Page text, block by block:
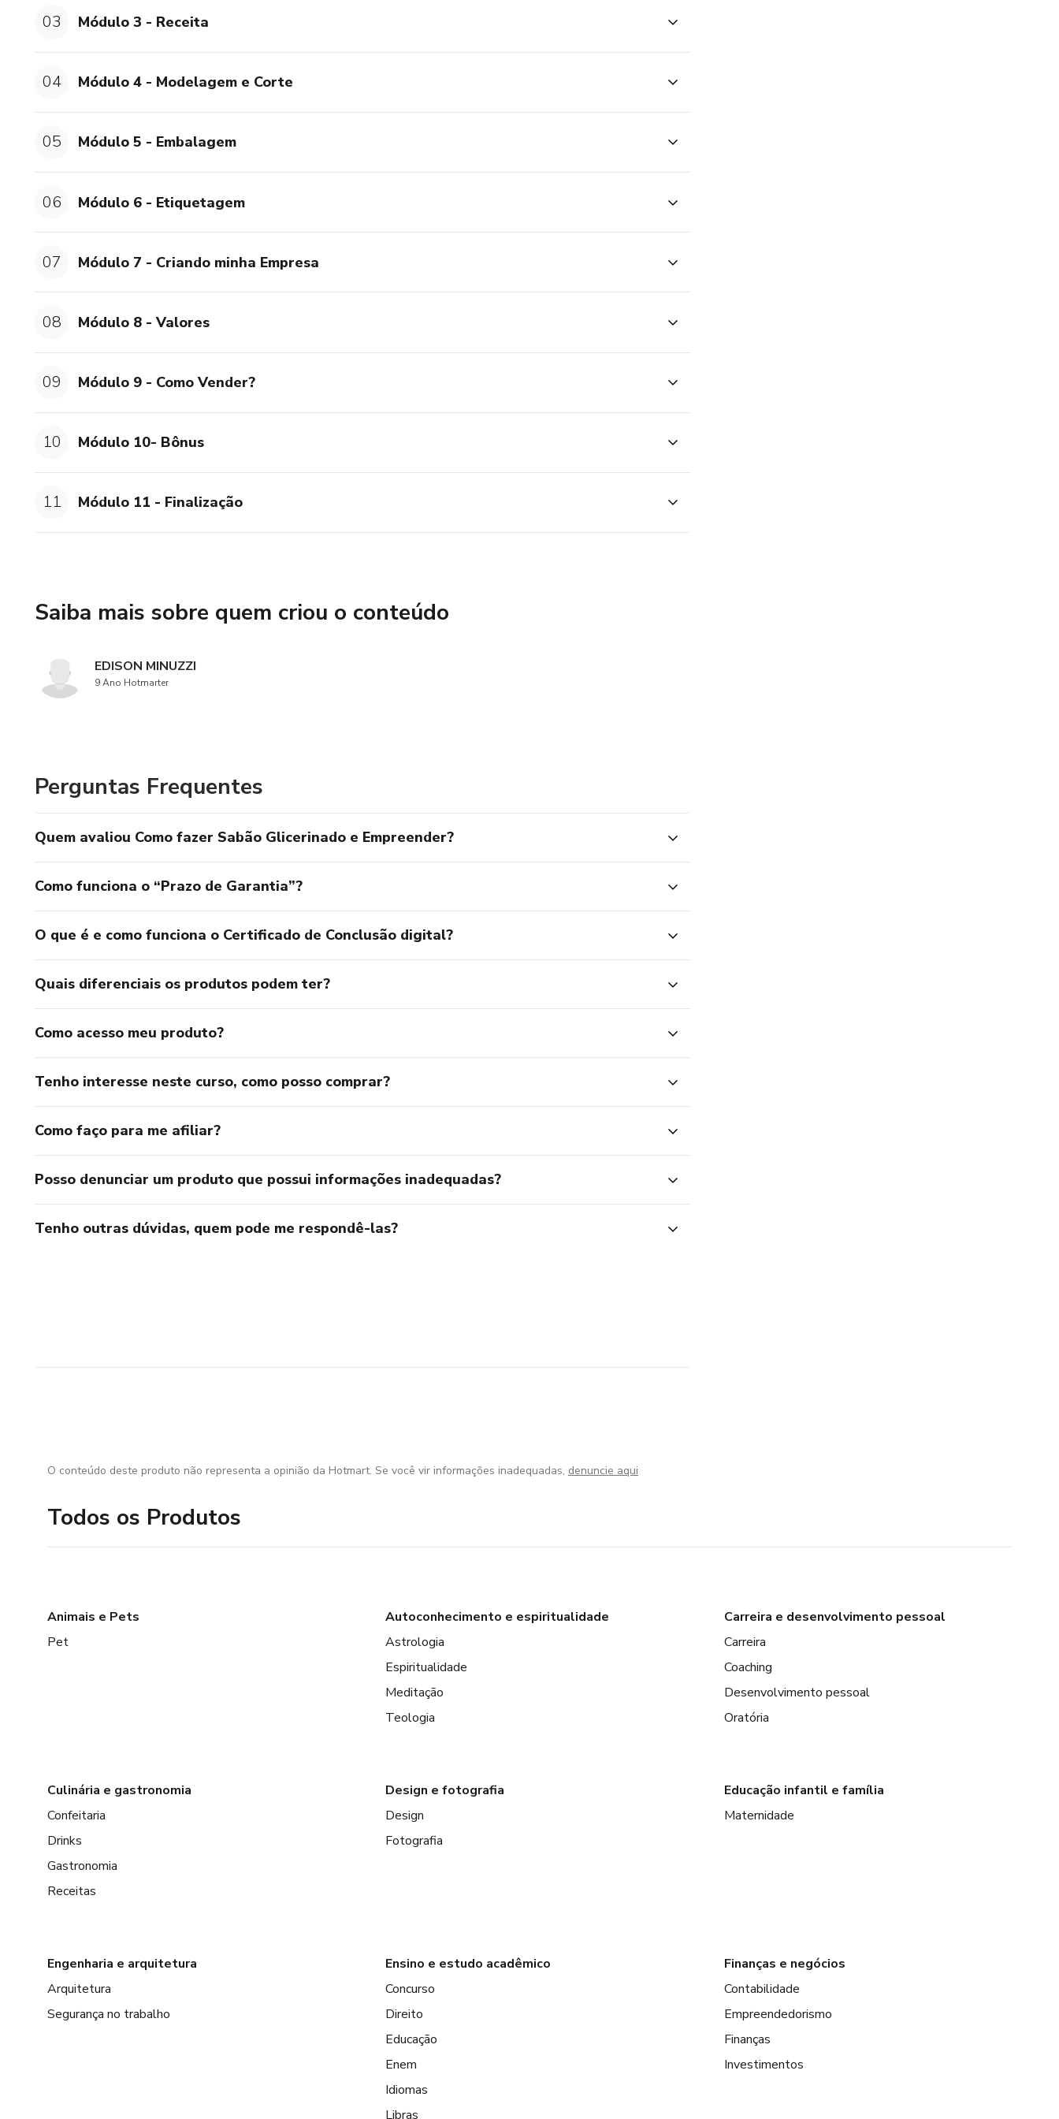
03 Módulo 3 - Receita
04 Módulo 4 - Modelagem e Corte
05 Módulo 5 - Embalagem
06 Módulo 6 - Etiquetagem
07 Módulo 7 - Criando minha Empresa
08 Módulo 8 - Valores
09 Módulo 9 - Como Vender?
10 Módulo 10- Bônus
11 Módulo 11 - Finalização
Saiba mais sobre quem criou o conteúdo
EDISON MINUZZI
9 Ano Hotmarter
Perguntas Frequentes
Quem avaliou Como fazer Sabão Glicerinado e Empreender?
Como funciona o “Prazo de Garantia”?
O que é e como funciona o Certificado de Conclusão digital?
Quais diferenciais os produtos podem ter?
Como acesso meu produto?
Tenho interesse neste curso, como posso comprar?
Como faço para me afiliar?
Posso denunciar um produto que possui informações inadequadas?
Tenho outras dúvidas, quem pode me respondê-las?
O conteúdo deste produto não representa a opinião da Hotmart. Se você vir informações inadequadas, denuncie aqui
Todos os Produtos
Animais e Pets
Pet
Autoconhecimento e espiritualidade
Astrologia
Espiritualidade
Meditação
Teologia
Carreira e desenvolvimento pessoal
Carreira
Coaching
Desenvolvimento pessoal
Oratória
Culinária e gastronomia
Confeitaria
Drinks
Gastronomia
Receitas
Design e fotografia
Design
Fotografia
Educação infantil e família
Maternidade
Engenharia e arquitetura
Arquitetura
Segurança no trabalho
Ensino e estudo acadêmico
Concurso
Direito
Educação
Enem
Idiomas
Libras
Finanças e negócios
Contabilidade
Empreendedorismo
Finanças
Investimentos